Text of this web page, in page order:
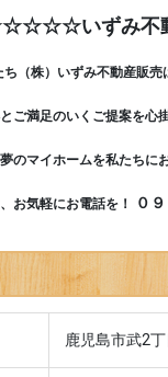
いずみ不
ち（株）いずみ不動産販売
のいくご提案を心掛け
イホームを私たちにお
軽にお電話を！ ０
鹿児島市武2